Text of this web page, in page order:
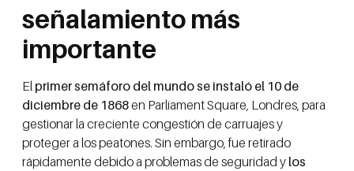
señalamiento más
importante
El primer semáforo del mundo se instaló el 10 de
diciembre de 1868en Parliament Square, Londres, para
gestionar la creciente congestión de carruajes y
proteger a los peatones. Sin embargo, fue retirado
rápidamente debido a problemas de seguridad y los